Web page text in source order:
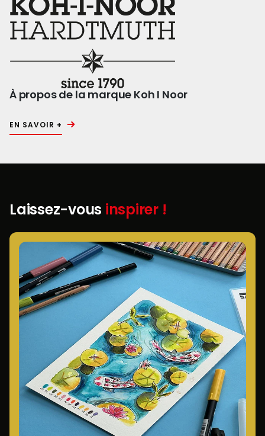
À propos de la marque Koh I Noor
EN SAVOIR +
Laissez-vous inspirer !